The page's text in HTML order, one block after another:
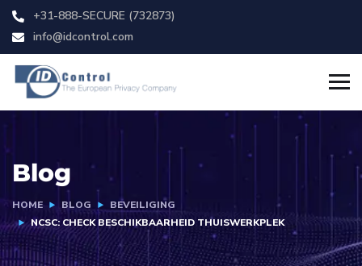
+31-888-SECURE (732873)
info@idcontrol.com
Blog
HOME BLOG
BEVEILIGING
NCSC: CHECK BESCHIKBAARHEID THUISWERKPLEK